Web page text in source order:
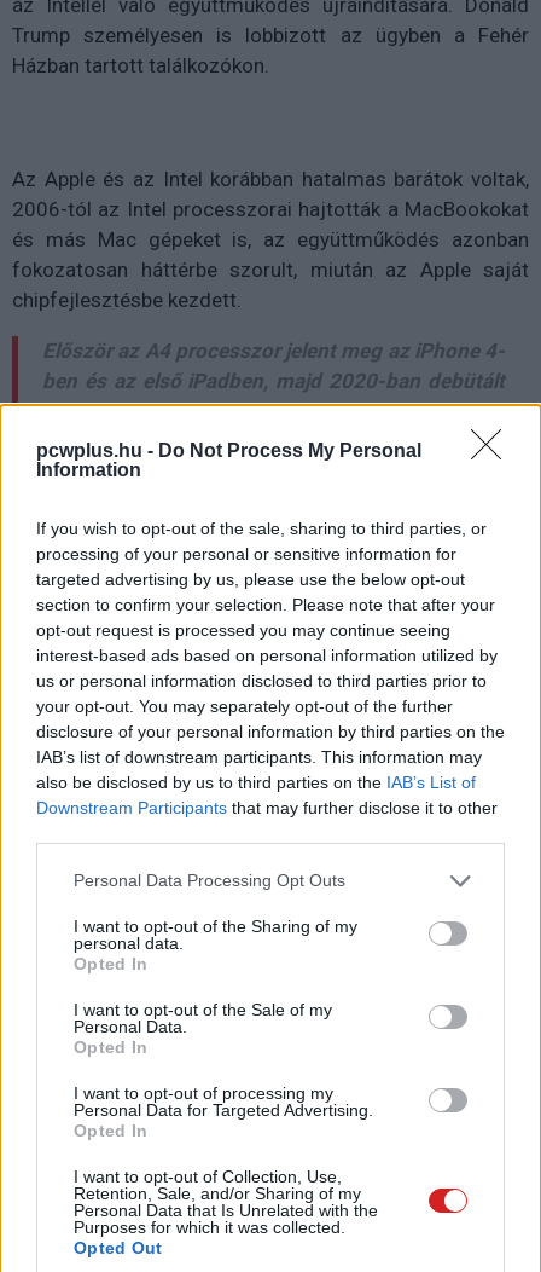
pcwplus.hu - Do Not Process My Personal
Information
If you wish to opt-out of the sale, sharing to third parties, or
processing of your personal or sensitive information for
targeted advertising by us, please use the below opt-out
section to confirm your selection. Please note that after your
opt-out request is processed you may continue seeing
interest-based ads based on personal information utilized by
us or personal information disclosed to third parties prior to
your opt-out. You may separately opt-out of the further
disclosure of your personal information by third parties on the
IAB’s list of downstream participants. This information may
also be disclosed by us to third parties on the IAB’s List of
Downstream Participants that may further disclose it to other
Please note that this website/app uses one or more Google
not limited to your visit or usage behaviour. You may click to
grant or deny consent to Google and its third-party tags to
use your data for below specified purposes in below Google
consent section.
Personal Data Processing Opt Outs
I want to opt-out of the Sharing of my
personal data.
Opted In
I want to opt-out of the Sale of my
Personal Data.
Opted In
I want to opt-out of processing my
Personal Data for Targeted Advertising.
Opted In
I want to opt-out of Collection, Use,
Retention, Sale, and/or Sharing of my
Personal Data that Is Unrelated with the
Purposes for which it was collected.
Opted Out
Trump személyesen is lobbizott az ügyben a Fehér
Házban tartott találkozókon.
Az Apple és az Intel korábban hatalmas barátok voltak,
2006-tól az Intel processzorai hajtották a MacBookokat
és más Mac gépeket is, az együttműködés azonban
fokozatosan háttérbe szorult, miután az Apple saját
chipfejlesztésbe kezdett.
Először az A4 processzor jelent meg az iPhone 4-
ben és az első iPadben, majd 2020-ban debütált
az Apple Silicon a Macekben.
Az Intel az elmúlt években ezzel szemben
komoly
alapú megoldások erősödtek. Ez a megegyezés viszont
megmentheti őket.
Pulzusméréssel segíti a biztonságos mozgást az új
balatoni kardioösvény (X)
4 és egy 8 km-es egészségügyi tanösvény nyílt
Balatonalmádiban.
Címkék: #intel #apple
A Netflix már teszteli a
hangalapú keresést és az első
benyomások nem is rosszak
Kedvencekhez
Mártha Dávid|2026 május 11. 07:34